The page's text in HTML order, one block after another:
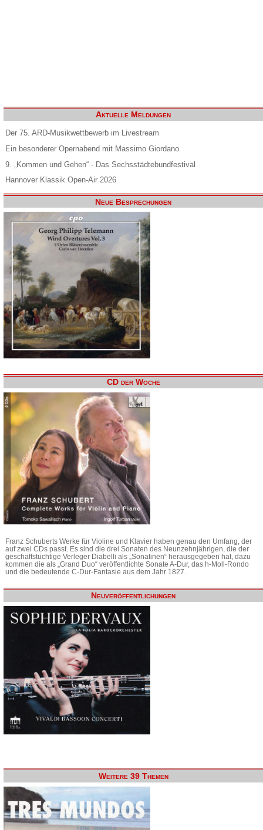
Aktuelle Meldungen
Der 75. ARD-Musikwettbewerb im Livestream
Ein besonderer Opernabend mit Massimo Giordano
9. „Kommen und Gehen“ - Das Sechsstädtebundfestival
Hannover Klassik Open-Air 2026
Neue Besprechungen
CD der Woche
Franz Schuberts Werke für Violine und Klavier haben genau den Umfang, der
auf zwei CDs passt. Es sind die drei Sonaten des Neunzehnjährigen, die der
geschäftstüchtige Verleger Diabelli als „Sonatinen“ herausgegeben hat, dazu
kommen die als „Grand Duo“ veröffentlichte Sonate A-Dur, das h-Moll-Rondo
und die bedeutende C-Dur-Fantasie aus dem Jahr 1827.
Neuveröffentlichungen
Weitere 39 Themen